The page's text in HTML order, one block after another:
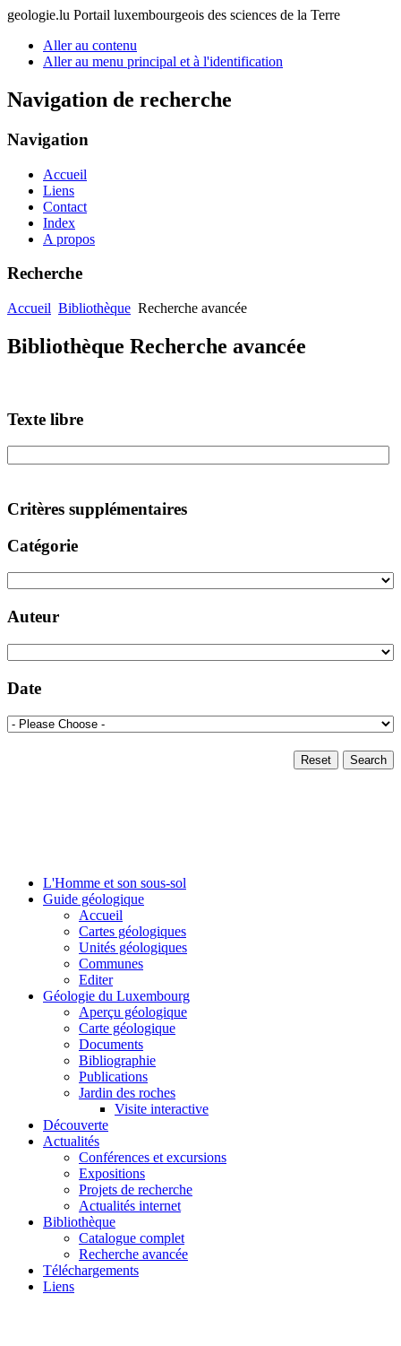
geologie.lu Portail luxembourgeois des sciences de la Terre
Aller au contenu
Aller au menu principal et à l'identification
Navigation de recherche
Navigation
Accueil
Liens
Contact
Index
A propos
Recherche
Accueil Bibliothèque Recherche avancée
Bibliothèque Recherche avancée
Texte libre
Critères supplémentaires
Catégorie
Auteur
Date
Search
Reset
L'Homme et son sous-sol
Guide géologique
Accueil
Cartes géologiques
Unités géologiques
Communes
Editer
Géologie du Luxembourg
Aperçu géologique
Carte géologique
Documents
Bibliographie
Publications
Jardin des roches
Visite interactive
Découverte
Actualités
Conférences et excursions
Expositions
Projets de recherche
Actualités internet
Bibliothèque
Catalogue complet
Recherche avancée
Téléchargements
Liens